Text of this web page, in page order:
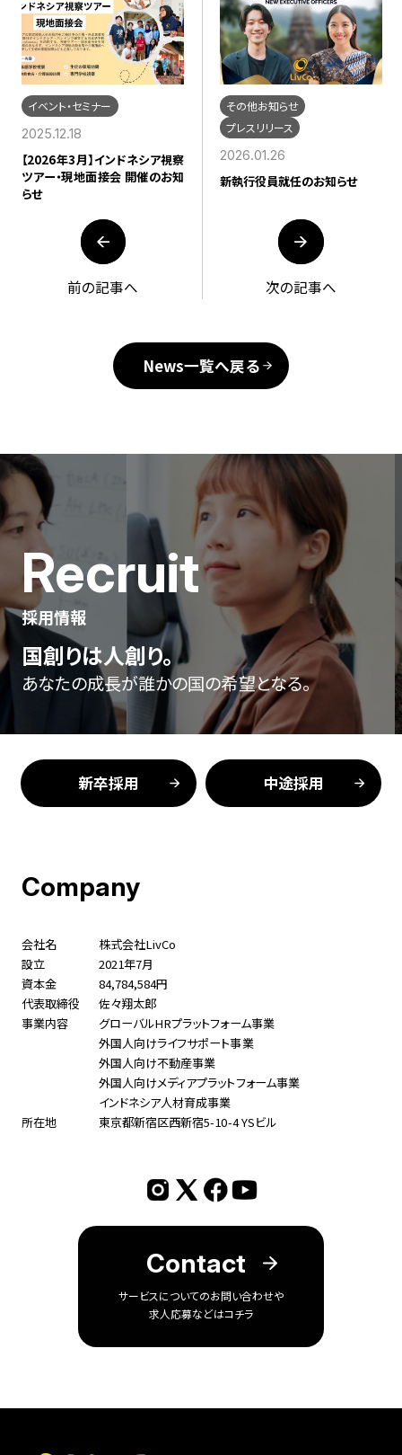
イベント・セミナー
2025.12.18
【2026年3月】インドネシア視察
ツアー・現地面接会 開催のお知
らせ
前の記事へ
その他お知らせ
プレスリリース
2026.01.26
新執行役員就任のお知らせ
次の記事へ
News一覧へ戻る
Recruit
採用情報
国創りは人創り。
あなたの成長が誰かの国の希望となる。
新卒採用 中途採用
Company
会社名
株式会社LivCo
設立
2021年7月
資本金
84,784,584円
代表取締役
佐々翔太郎
事業内容
グローバルHRプラットフォーム事業
外国人向けライフサポート事業
外国人向け不動産事業
外国人向けメディアプラットフォーム事業
インドネシア人材育成事業
所在地
東京都新宿区西新宿5-10-4 YSビル
Contact
サービスについてのお問い合わせや
求人応募などはコチラ